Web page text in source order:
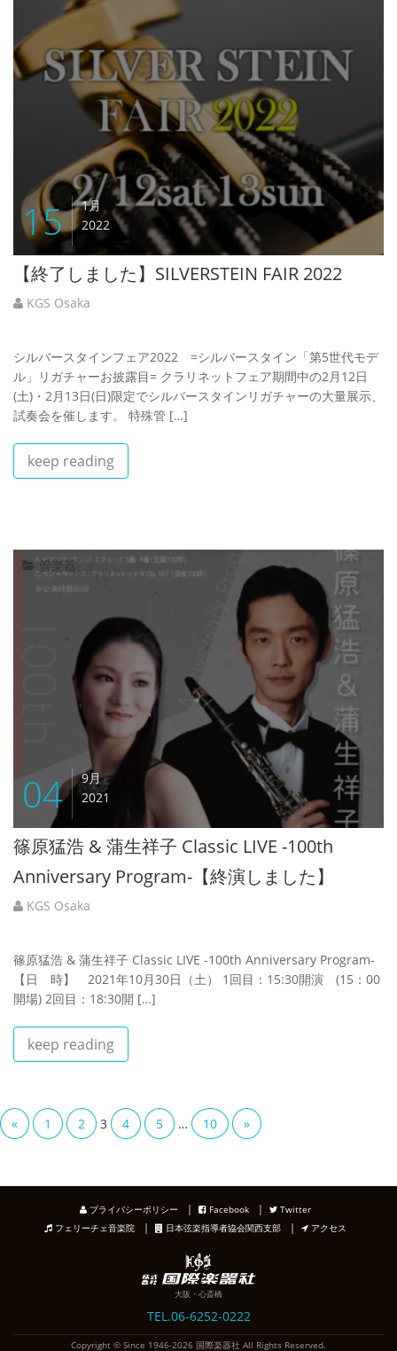
15
1月
2022
【終了しました】SILVERSTEIN FAIR 2022
KGS Osaka
シルバースタインフェア2022 =シルバースタイン「第5世代モデ
ル」リガチャーお披露目= クラリネットフェア期間中の2月12日
(土)・2月13日(日)限定でシルバースタインリガチャーの大量展示、
試奏会を催します。 特殊管 […]
keep reading
管楽器
04
9月
2021
篠原猛浩 & 蒲生祥子 Classic LIVE -100th
Anniversary Program-【終演しました】
KGS Osaka
篠原猛浩 & 蒲生祥子 Classic LIVE -100th Anniversary Program-
【日 時】 2021年10月30日（土） 1回目：15:30開演 (15：00
開場) 2回目：18:30開 […]
keep reading
« 1 2 3 4 5 … 10 »
プライバシーポリシー ｜ Facebook ｜
Twitter
フェリーチェ音楽院
｜ 日本弦楽指導者協会関西支部 ｜ アクセス
大阪・心斎橋
TEL.06-6252-0222
Copyright © Since 1946-2026 国際楽器社 All Rights Reserved.